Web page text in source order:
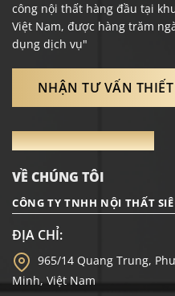
công nội thất hàng đầu tại
Việt Nam, được hàng trăm
dụng dịch vụ"
NHẬN TƯ VẤN THIẾT
THÔNG TIN LIÊN HỆ
VỀ CHÚNG TÔI
CÔNG TY TNHH NỘI THẤT
ĐỊA CHỈ:
965/14 Quang Trung,
Minh, Việt Nam